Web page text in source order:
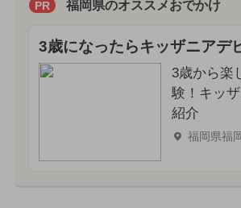
PR 福岡県のオススメおでかけ
3歳になったらキッザニアデ
3歳から楽
験！キッ
紹介
福岡県福